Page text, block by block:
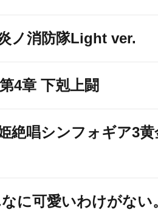
ノ消防隊Light ver.
4章 下剋上闘
絶唱シンフォギア3黄
に可愛いわけがない